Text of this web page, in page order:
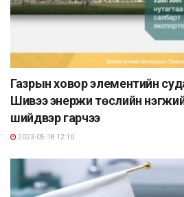
Газрын ховор элементийн
Шивээ энержи төслийн
шийдвэр гарчээ
2023-05-18 12:10